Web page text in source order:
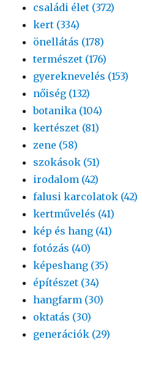
családi élet (372)
kert (334)
önellátás (178)
természet (176)
gyereknevelés (153)
nőiség (132)
botanika (104)
kertészet (81)
zene (58)
szokások (51)
irodalom (42)
falusi karcolatok (42)
kertművelés (41)
kép és hang (41)
fotózás (40)
képeshang (35)
építészet (34)
hangfarm (30)
oktatás (30)
generációk (29)